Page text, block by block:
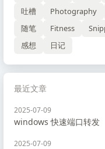
吐槽
Photography
随笔
Fitness
感想
日记
最近文章
2025-07-09
windows 快速端口转发
2025-07-09